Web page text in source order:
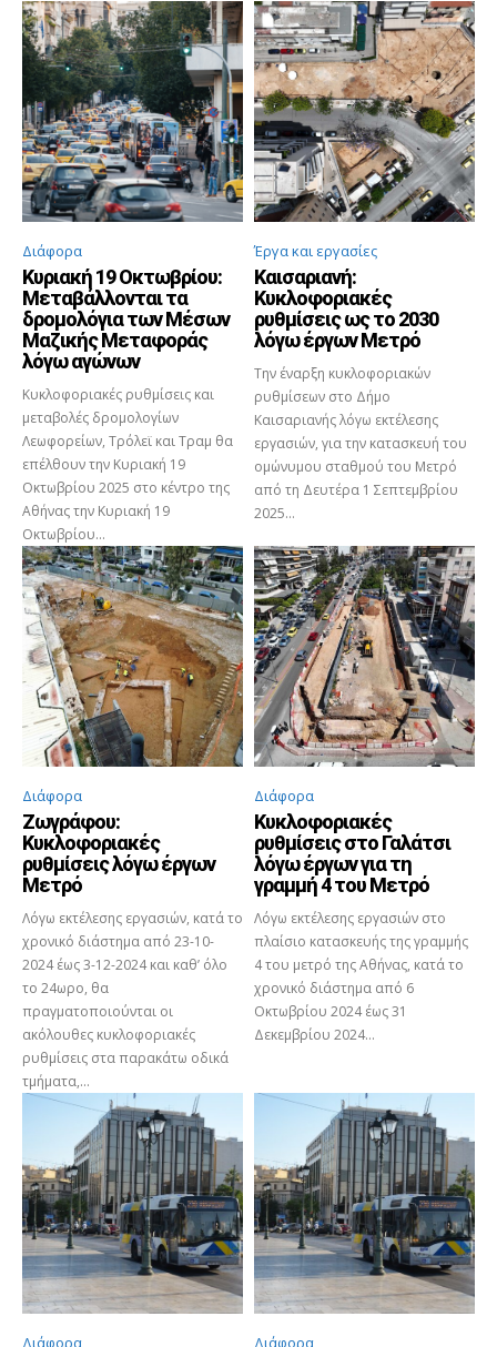
Διάφορα
Κυριακή 19 Οκτωβρίου:
Μεταβάλλονται τα
δρομολόγια των Μέσων
Μαζικής Μεταφοράς
λόγω αγώνων
Κυκλοφοριακές ρυθμίσεις και
μεταβολές δρομολογίων
Λεωφορείων, Τρόλεϊ και Τραμ θα
επέλθουν την Κυριακή 19
Οκτωβρίου 2025 στο κέντρο της
Αθήνας την Κυριακή 19
Οκτωβρίου...
Έργα και εργασίες
Καισαριανή:
Κυκλοφοριακές
ρυθμίσεις ως το 2030
λόγω έργων Μετρό
Την έναρξη κυκλοφοριακών
ρυθμίσεων στο Δήμο
Καισαριανής λόγω εκτέλεσης
εργασιών, για την κατασκευή του
ομώνυμου σταθμού του Μετρό
από τη Δευτέρα 1 Σεπτεμβρίου
2025...
Διάφορα
Ζωγράφου:
Κυκλοφοριακές
ρυθμίσεις λόγω έργων
Μετρό
Λόγω εκτέλεσης εργασιών, κατά το
χρονικό διάστημα από 23-10-
2024 έως 3-12-2024 και καθ’ όλο
το 24ωρο, θα
πραγματοποιούνται οι
ακόλουθες κυκλοφοριακές
ρυθμίσεις στα παρακάτω οδικά
τμήματα,...
Διάφορα
Κυκλοφοριακές
ρυθμίσεις στο Γαλάτσι
λόγω έργων για τη
γραμμή 4 του Μετρό
Λόγω εκτέλεσης εργασιών στο
πλαίσιο κατασκευής της γραμμής
4 του μετρό της Αθήνας, κατά το
χρονικό διάστημα από 6
Οκτωβρίου 2024 έως 31
Δεκεμβρίου 2024...
Διάφορα Διάφορα